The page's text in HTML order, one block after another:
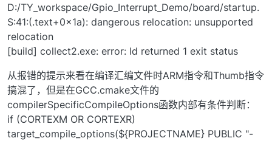
D:/TY_workspace/Gpio_Interrupt_Demo/board/startup.
S:41:(.text+0x1a): dangerous relocation: unsupported
relocation
[build] collect2.exe: error: ld returned 1 exit status
从报错的提示来看在编译汇编文件时ARM指令和Thumb指令
搞混了，但是在GCC.cmake文件的
compilerSpecificCompileOptions函数内部有条件判断：
if (CORTEXM OR CORTEXR)
target_compile_options(${PROJECTNAME} PUBLIC "-